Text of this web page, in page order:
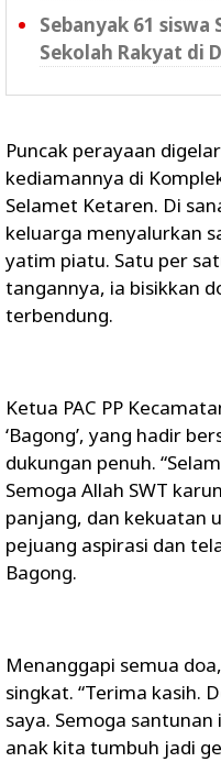
Sebanyak 61
Sekolah Rakyat di
Puncak perayaan
kediamannya di
Selamet Ketaren. Di
keluarga menyalurkan
yatim piatu. Satu per
tangannya, ia bisikkan
terbendung.
Ketua PAC PP
‘Bagong’, yang hadir
dukungan penuh.
Semoga Allah SWT
panjang, dan kekuatan
pejuang aspirasi dan
Bagong.
Menanggapi semua
singkat. “Terima kasih.
saya. Semoga
anak kita tumbuh jadi